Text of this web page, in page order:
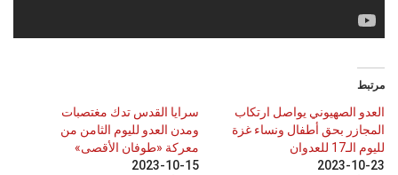
مرتبط
العدو الصهيوني يواصل ارتكاب
المجازر بحق أطفال ونساء غزة
لليوم الـ17 للعدوان
2023-10-23
سرايا القدس تدك مغتصبات
ومدن العدو لليوم الثامن من
معركة «طوفان الأقصى»
2023-10-15